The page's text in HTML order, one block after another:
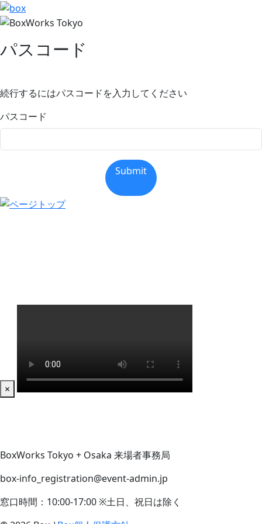
パスコード
続行するにはパスコードを入力してください
パスコード
Submit
BoxWorks Tokyo + Osaka 来場者事務局
box-info_registration@event-admin.jp
窓口時間：10:00-17:00 ※土日、祝日は除く
×